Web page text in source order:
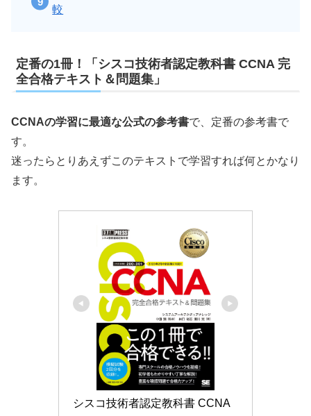
較
定番の1冊！「シスコ技術者認定教科書 CCNA 完
全合格テキスト＆問題集」
CCNAの学習に最適な公式の参考書で、定番の参考書で
す。
迷ったらとりあえずこのテキストで学習すれば何とかなり
ます。
シスコ技術者認定教科書 CCNA